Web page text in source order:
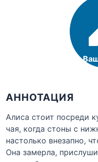
АННОТАЦИЯ
Алиса стоит посреди
чая, когда стоны с
настолько внезапно,
Она замерла,